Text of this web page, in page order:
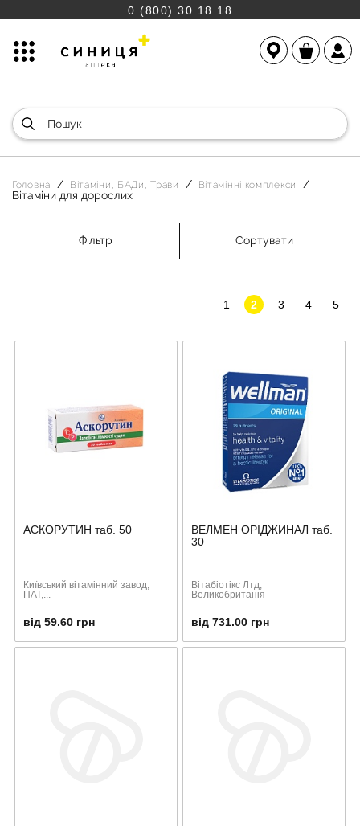
0 (800) 30 18 18
Головна Вітаміни, БАДи, Трави Вітамінні комплекси
Вітаміни для дорослих
Фільтр Сортувати
1 2 3 4 5
АСКОРУТИН таб. 50
Київський вітамінний завод,
ПАТ,...
від 59.60 грн
ВЕЛМЕН ОРІДЖИНАЛ таб.
30
Вітабіотікс Лтд,
Великобританія
від 731.00 грн